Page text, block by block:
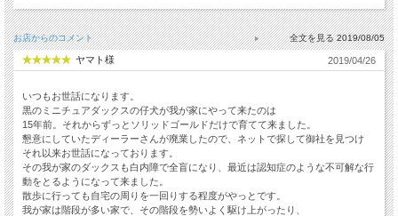
お店からのコメント 2019/08/05
ヤマト様 2019/04/26
いつもお世話になります。
黒のミニチュアダックスの仔犬が我が家にやって来たのは
15年前。それからずっとソリッドゴールドだけで育てて来ました。
懇意にしていたディーラーさんが廃業したので、ネットで探して御社を見つけ
それ以来お世話になっております。
その我が家のダックスも白内障で全盲になり、最近は認知症のような不可解な行
動をとるようになって来ました。
散歩に行っても自宅の周りを一回りする程度がやっとです。
我が家は階段が多い家で、その階段を勢いよく駆け上がったり、